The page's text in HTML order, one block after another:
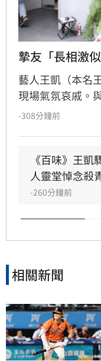
摯友「長相激
藝人王凱（本名
現場氣氛哀戚。
瓈寬特助Jeff現
助，演藝圈大
喪事宜並指派
最後一程。這場
義舉，成為家
界也紛紛對這
-308分鐘前
《百味》王凱
人靈堂悼念殺
-260分鐘前
相關新聞